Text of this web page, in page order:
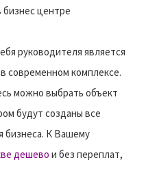
центре
руководителя является
современном комплексе.
можно выбрать объект
будут созданы все
бизнеса. К Вашему
дешево и без переплат,